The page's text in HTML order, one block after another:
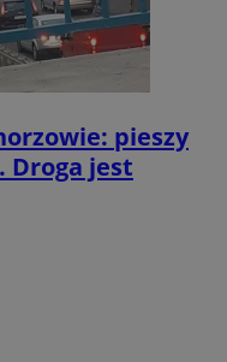
pieszy
Droga jest